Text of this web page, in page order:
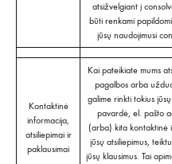
atsižvelgiant į
būti renkami
jūsų naudojimusi
Kontaktinė
informacija,
atsiliepimai ir
paklausimai
Kai pateikiate mums
pagalbos arba
galime rinkti tokius
pavardė, el. pašto
(arba) kita kontaktinė
jūsų atsiliepimus,
jūsų klausimus. Tai